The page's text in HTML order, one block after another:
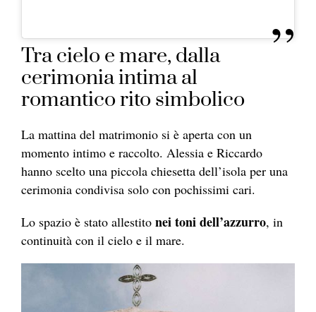
Tra cielo e mare, dalla
cerimonia intima al
romantico rito simbolico
La mattina del matrimonio si è aperta con un
momento intimo e raccolto. Alessia e Riccardo
hanno scelto una piccola chiesetta dell’isola per una
cerimonia condivisa solo con pochissimi cari.
Lo spazio è stato allestito nei toni dell’azzurro, in
continuità con il cielo e il mare.